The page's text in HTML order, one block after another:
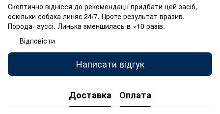
Скептично віднісся до рекомендації придбати цей засіб,
оскільки собака линяє 24/7. Проте результат вразив.
Порода- ауссі. Линька зменшилась в ×10 разів.
Відповісти
Написати відгук
Доставка Оплата